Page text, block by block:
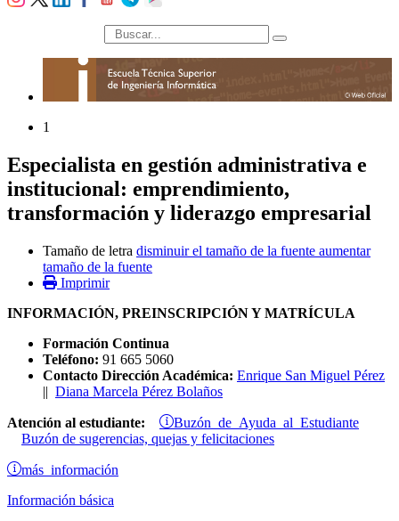
búsqueda
1
Especialista en gestión administrativa e
institucional: emprendimiento,
transformación y liderazgo empresarial
Tamaño de letra disminuir el tamaño de la fuente aumentar
tamaño de la fuente
Imprimir
INFORMACIÓN, PREINSCRIPCIÓN Y MATRÍCULA
Formación Continua
Teléfono: 91 665 5060
Contacto Dirección Académica: Enrique San Miguel Pérez
|| Diana Marcela Pérez Bolaños
Atención al estudiante: Buzón de Ayuda al Estudiante
Buzón de sugerencias, quejas y felicitaciones
más información
Información básica